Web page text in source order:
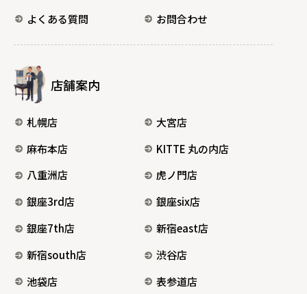
よくある質問 お問合わせ
店舗案内
札幌店
大宮店
麻布本店
KITTE 丸の内店
八重洲店
虎ノ門店
銀座3rd店
銀座six店
銀座7th店
新宿east店
新宿south店
渋谷店
池袋店
表参道店